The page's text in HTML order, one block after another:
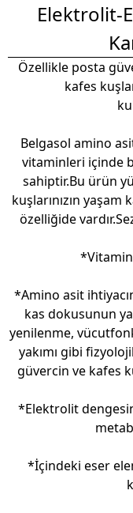
Elektrolit-
Özellikle posta
kafes
Belgasol amino
vitaminleri içinde
sahiptir.Bu ürün
kuşlarınızın yaşam
özelliğide
*Amino asit
kas dokusunun
yenilenme,
yakımı gibi
güvercin ve kafes
*Elektrolit
*İçindeki eser